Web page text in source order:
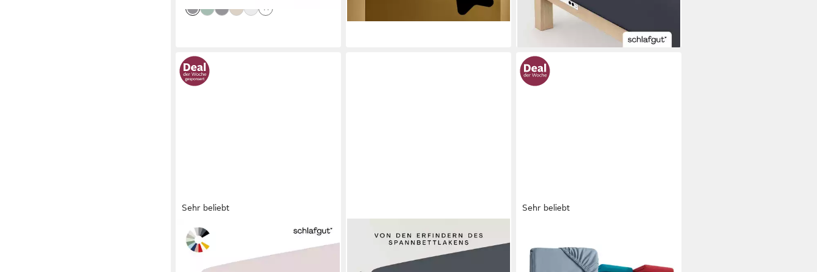
+1
lieferbar - in 3-4 Werktagen bei dir
Sehr beliebt
SCHLAFGUT
Spannbettlaken Basic Cotton
Bettlaken, 160 g/m², 100%
SCHLAFGUT
Spannbettlaken PREMIUM Mako-
Zwirn-Jersey, 220 g/m², 95% Bio-
Sehr beliebt
und PREMIUM Qualität, 100%